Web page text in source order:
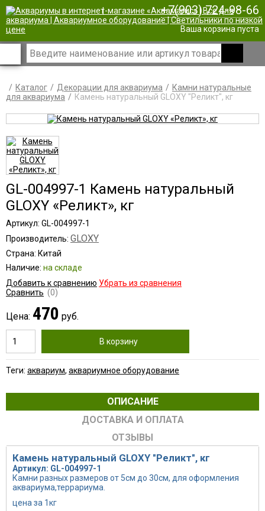
| +7(903) 724-98-66
Ваша корзина пуста
Каталог Декорации для аквариума
Камни натуральные
для аквариума
Камень натуральный GLOXY "Реликт", кг
GL-004997-1 Камень натуральный
GLOXY «Реликт», кг
Артикул: GL-004997-1
Производитель: GLOXY
Страна: Китай
Наличие: на складе
Добавить к сравнению Убрать из сравнения
Сравнить (0)
Цена: 470 руб.
В корзину
Теги: аквариум, аквариумное оборудование
ОПИСАНИЕ
ДОСТАВКА И ОПЛАТА
ОТЗЫВЫ
Камень натуральный GLOXY "Реликт", кг
Артикул: GL-004997-1
Камни разных размеров от 5см до 30см, для оформления
аквариума,террариума.
цена за 1кг